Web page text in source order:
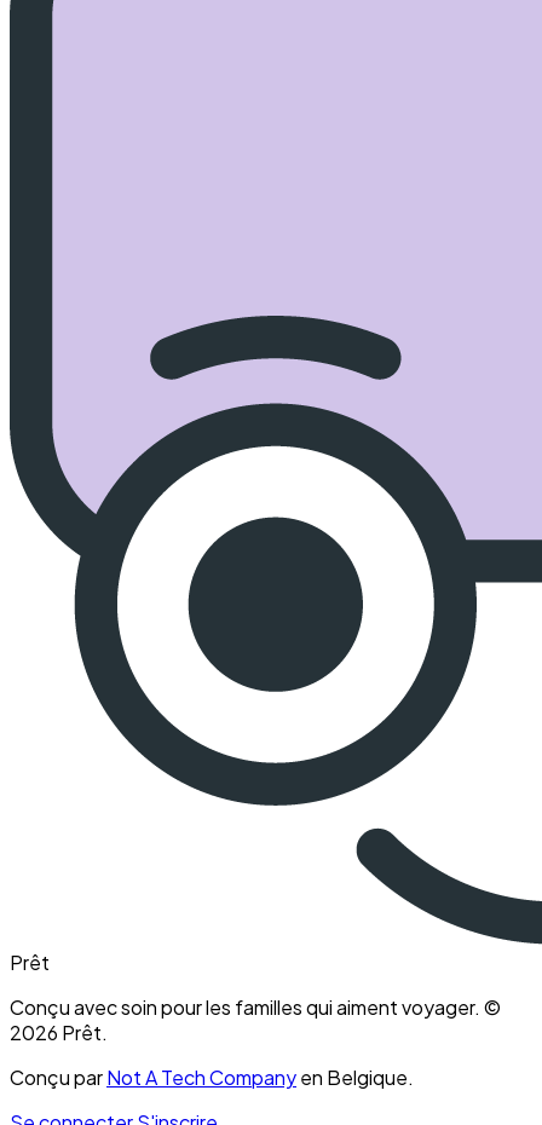
Prêt
Conçu avec soin pour les familles qui aiment voyager. ©
2026 Prêt.
Conçu parNot A Tech Companyen Belgique.